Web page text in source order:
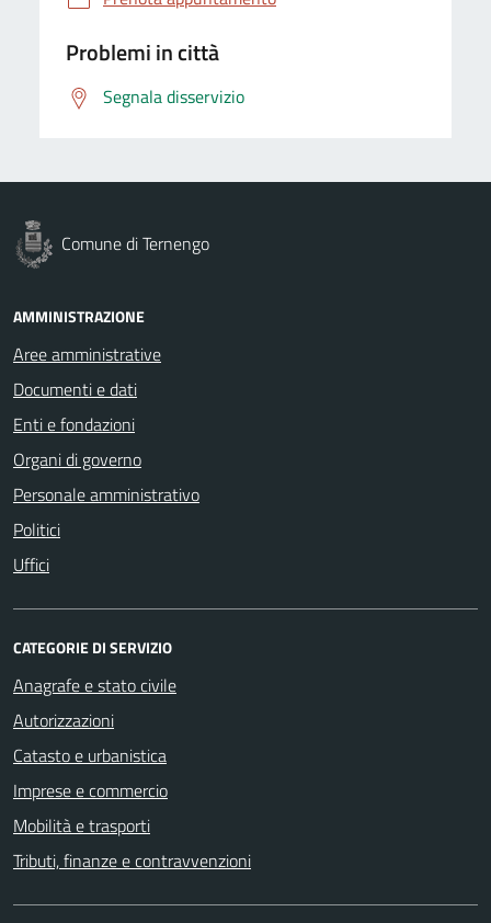
Problemi in città
Segnala disservizio
Comune di Ternengo
AMMINISTRAZIONE
Aree amministrative
Documenti e dati
Enti e fondazioni
Organi di governo
Personale amministrativo
Politici
Uffici
CATEGORIE DI SERVIZIO
Anagrafe e stato civile
Autorizzazioni
Catasto e urbanistica
Imprese e commercio
Mobilità e trasporti
Tributi, finanze e contravvenzioni